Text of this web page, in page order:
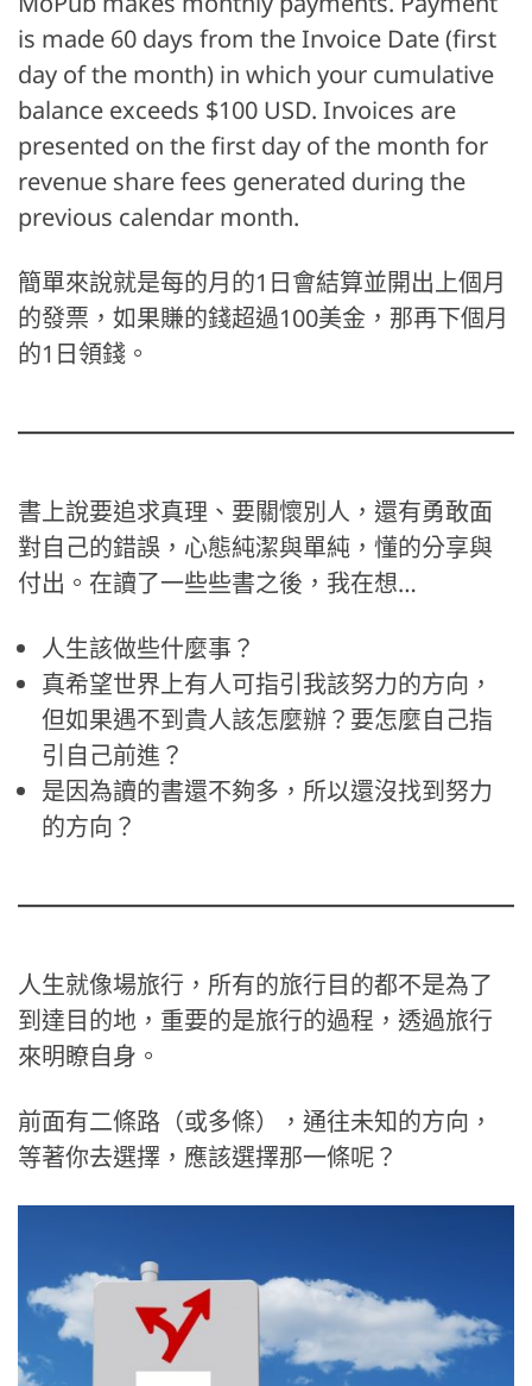
is made 60 days from the Invoice Date (first
day of the month) in which your cumulative
balance exceeds $100 USD. Invoices are
presented on the first day of the month for
revenue share fees generated during the
previous calendar month.
簡單來說就是每的月的1日會結算並開出上個月
的發票，如果賺的錢超過100美金，那再下個月
的1日領錢。
書上說要追求真理、要關懷別人，還有勇敢面
對自己的錯誤，心態純潔與單純，懂的分享與
付出。在讀了一些些書之後，我在想…
人生該做些什麼事？
真希望世界上有人可指引我該努力的方向，
但如果遇不到貴人該怎麼辦？要怎麼自己指
引自己前進？
是因為讀的書還不夠多，所以還沒找到努力
的方向？
人生就像場旅行，所有的旅行目的都不是為了
到達目的地，重要的是旅行的過程，透過旅行
來明瞭自身。
前面有二條路（或多條），通往未知的方向，
等著你去選擇，應該選擇那一條呢？